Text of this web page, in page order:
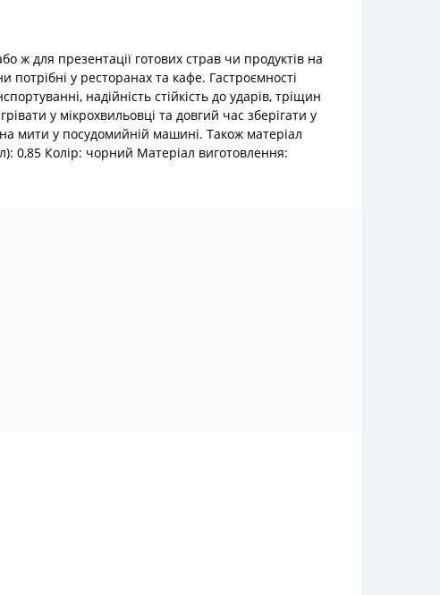
ж для презентації готових страв чи продуктів на
потрібні у ресторанах та кафе. Гастроємності
надійність стійкість до ударів, тріщин
у мікрохвильовці та довгий час зберігати у
мити у посудомийній машині. Також матеріал
0,85 Колір: чорний Матеріал виготовлення: